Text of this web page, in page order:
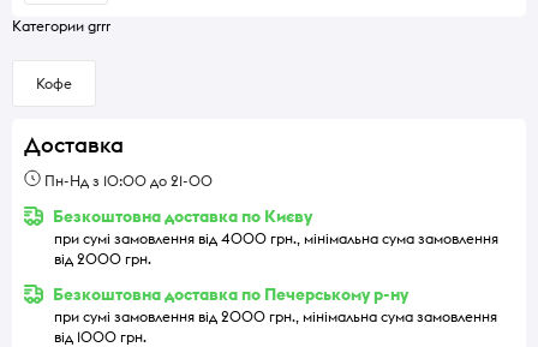
Категории grrr
Кофе
Доставка
Пн-Нд з 10:00 до 21-00
Безкоштовна доставка по Києву
при сумі замовлення від 4000 грн., мінімальна сума замовлення
від 2000 грн.
Безкоштовна доставка по Печерському р-ну
при сумі замовлення від 2000 грн., мінімальна сума замовлення
від 1000 грн.